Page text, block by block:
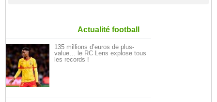
Actualité football
135 millions d’euros de plus-
value… le RC Lens explose tous
les records !